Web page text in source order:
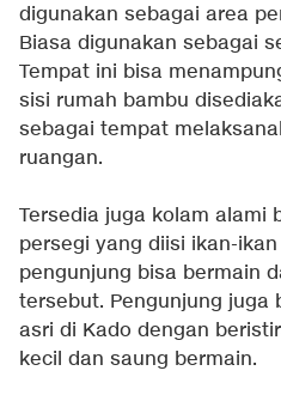
digunakan sebagai area
Biasa digunakan sebagai
Tempat ini bisa
sisi rumah bambu
sebagai tempat
ruangan.
Tersedia juga kolam alami
persegi yang diisi ikan-
pengunjung bisa bermain
tersebut. Pengunjung juga
asri di Kado dengan
kecil dan saung bermain.